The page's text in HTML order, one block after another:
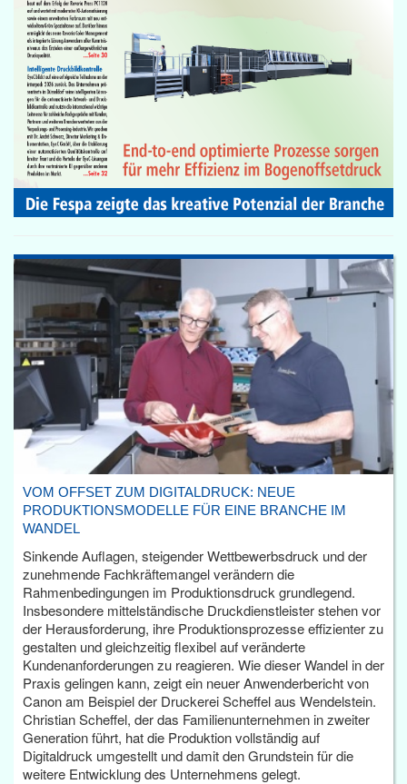
VOM OFFSET ZUM DIGITALDRUCK: NEUE
PRODUKTIONSMODELLE FÜR EINE BRANCHE IM
WANDEL
Sinkende Auflagen, steigender Wettbewerbsdruck und der
zunehmende Fachkräftemangel verändern die
Rahmenbedingungen im Produktionsdruck grundlegend.
Insbesondere mittelständische Druckdienstleister stehen vor
der Herausforderung, ihre Produktionsprozesse effizienter zu
gestalten und gleichzeitig flexibel auf veränderte
Kundenanforderungen zu reagieren. Wie dieser Wandel in der
Praxis gelingen kann, zeigt ein neuer Anwenderbericht von
Canon am Beispiel der Druckerei Scheffel aus Wendelstein.
Christian Scheffel, der das Familienunternehmen in zweiter
Generation führt, hat die Produktion vollständig auf
Digitaldruck umgestellt und damit den Grundstein für die
weitere Entwicklung des Unternehmens gelegt.